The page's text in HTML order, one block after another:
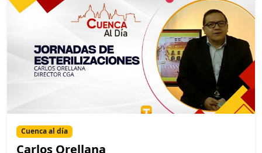
Cuenca al día
Carlos Orellana